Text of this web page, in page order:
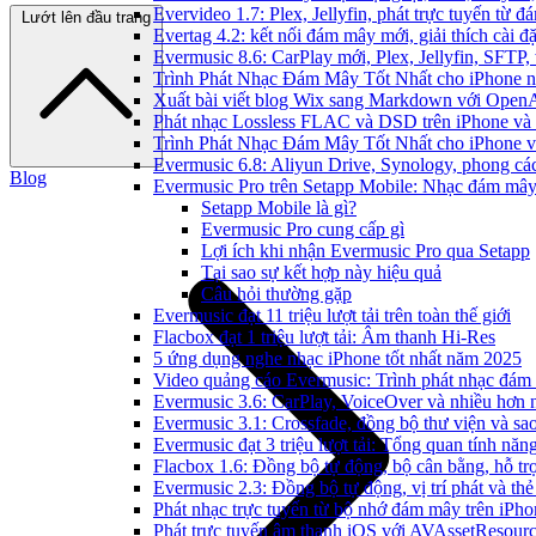
Evervideo 1.7: Plex, Jellyfin, phát trực tuyến từ
Evertag 4.2: kết nối đám mây mới, giải thích cài
Evermusic 8.6: CarPlay mới, Plex, Jellyfin,
Trình Phát Nhạc Đám Mây Tốt Nhất cho iPhone
Xuất bài viết blog Wix sang Markdown với
Phát nhạc Lossless FLAC và DSD trên iPhone
Trình Phát Nhạc Đám Mây Tốt Nhất cho iPhone
Evermusic 6.8: Aliyun Drive, Synology, phong
Evermusic Pro trên Setapp Mobile: Nhạc đám
Setapp Mobile là gì?
Evermusic Pro cung cấp gì
Lợi ích khi nhận Evermusic Pro qua Setapp
Tại sao sự kết hợp này hiệu quả
Câu hỏi thường gặp
Evermusic đạt 11 triệu lượt tải trên toàn thế giới
Flacbox đạt 1 triệu lượt tải: Âm thanh Hi-Res
5 ứng dụng nghe nhạc iPhone tốt nhất năm 2025
Video quảng cáo Evermusic: Trình phát nhạc đám
Evermusic 3.6: CarPlay, VoiceOver và nhiều hơn
Evermusic 3.1: Crossfade, đồng bộ thư viện và
Evermusic đạt 3 triệu lượt tải: Tổng quan tính
Flacbox 1.6: Đồng bộ tự động, bộ cân bằng, hỗ
Evermusic 2.3: Đồng bộ tự động, vị trí phát và thẻ
Phát nhạc trực tuyến từ bộ nhớ đám mây trên
Phát trực tuyến âm thanh iOS với
Lướt lên đầu trang
Blog